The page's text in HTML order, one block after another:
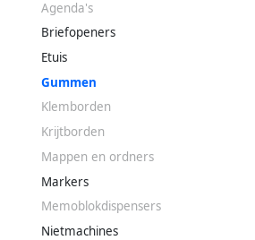
Agenda's
Briefopeners
Etuis
Gummen
Klemborden
Krijtborden
Mappen en ordners
Markers
Memoblokdispensers
Nietmachines